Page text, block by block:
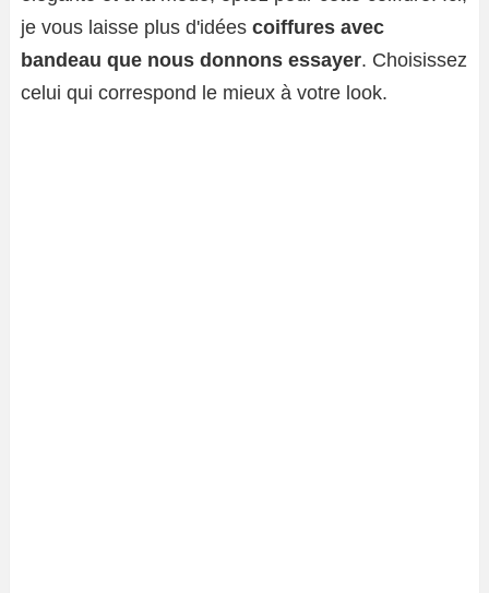
je vous laisse plus d'idées coiffures avec
bandeau que nous donnons essayer. Choisissez
celui qui correspond le mieux à votre look.